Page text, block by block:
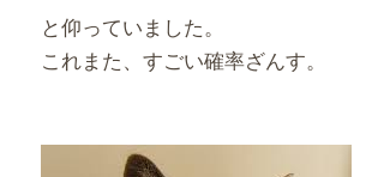
と仰っていました。
これまた、すごい確率ざんす。